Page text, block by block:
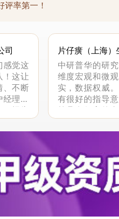
率第一！
司
感觉这
！这让
、不断
理的
与项目
片仔癀（上海）
中研普华的研
维度宏观和微
实，数据权威
有很好的指导
于贵司“一体化
意，祝愿贵司继